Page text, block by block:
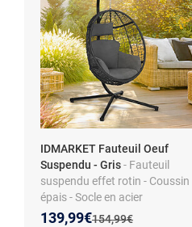
IDMARKET Fauteuil Oeuf
Suspendu - Gris- Fauteuil
suspendu effet rotin - Coussin
épais - Socle en acier
Ancien prix :
154,99€
Nouveau prix :
139,99€
Réduction de :